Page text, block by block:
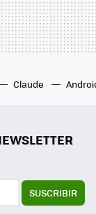
Claude
SUSCRIBIR